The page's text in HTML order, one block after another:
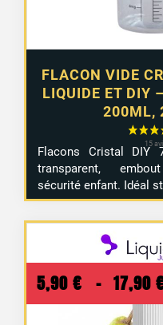
FLACON VIDE
LIQUIDE ET DIY
200ML,
Flacons Cristal
transparent,
sécurité enfant. Idéal
5,90 € – 17,90